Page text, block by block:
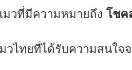
วที่มีความหมายถึง โชค
ไทยที่ได้รับความสนใจ